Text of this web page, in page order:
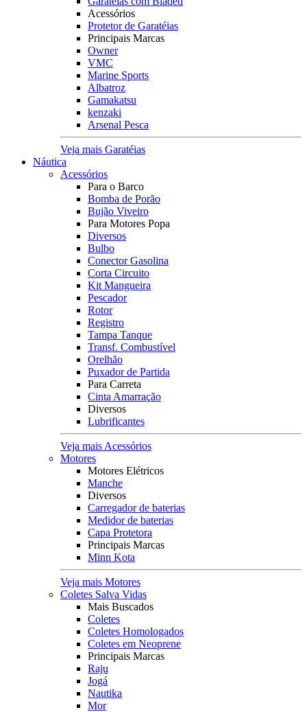
Acessórios
Protetor de Garatéias
Principais Marcas
Owner
VMC
Marine Sports
Albatroz
Gamakatsu
kenzaki
Arsenal Pesca
Veja mais Garatéias
Náutica
Acessórios
Para o Barco
Bomba de Porão
Bujão Viveiro
Para Motores Popa
Diversos
Bulbo
Conector Gasolina
Corta Circuito
Kit Mangueira
Pescador
Rotor
Registro
Tampa Tanque
Transf. Combustível
Orelhão
Puxador de Partida
Para Carreta
Cinta Amarração
Diversos
Lubrificantes
Veja mais Acessórios
Motores
Motores Elétricos
Manche
Diversos
Carregador de baterias
Medidor de baterias
Capa Protetora
Principais Marcas
Minn Kota
Veja mais Motores
Coletes Salva Vidas
Mais Buscados
Coletes
Coletes Homologados
Coletes em Neoprene
Principais Marcas
Raju
Jogá
Nautika
Mor